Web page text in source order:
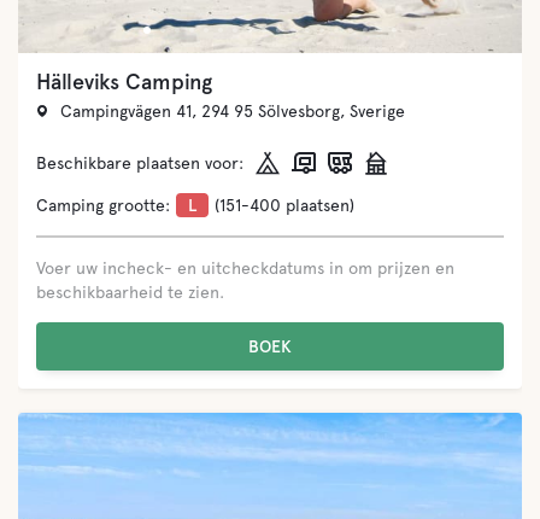
Hälleviks Camping
Campingvägen 41, 294 95 Sölvesborg, Sverige
Beschikbare plaatsen voor:
Camping grootte: L (151-400 plaatsen)
Voer uw incheck- en uitcheckdatums in om prijzen en
beschikbaarheid te zien.
BOEK